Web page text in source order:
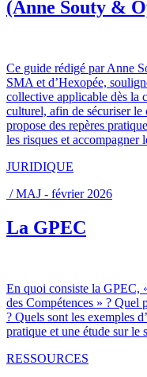
(Anne Souty &
Ce guide rédigé par Anne
SMA et d’Hexopée,
collective applicable dès la
culturel, afin de sécuriser le
propose des repères
les risques et accompagner
JURIDIQUE
/ MAJ - février 2026
La GPEC
En quoi consiste la GPEC,
des Compétences » ? Quel
? Quels sont les exemples
pratique et une étude sur le
RESSOURCES